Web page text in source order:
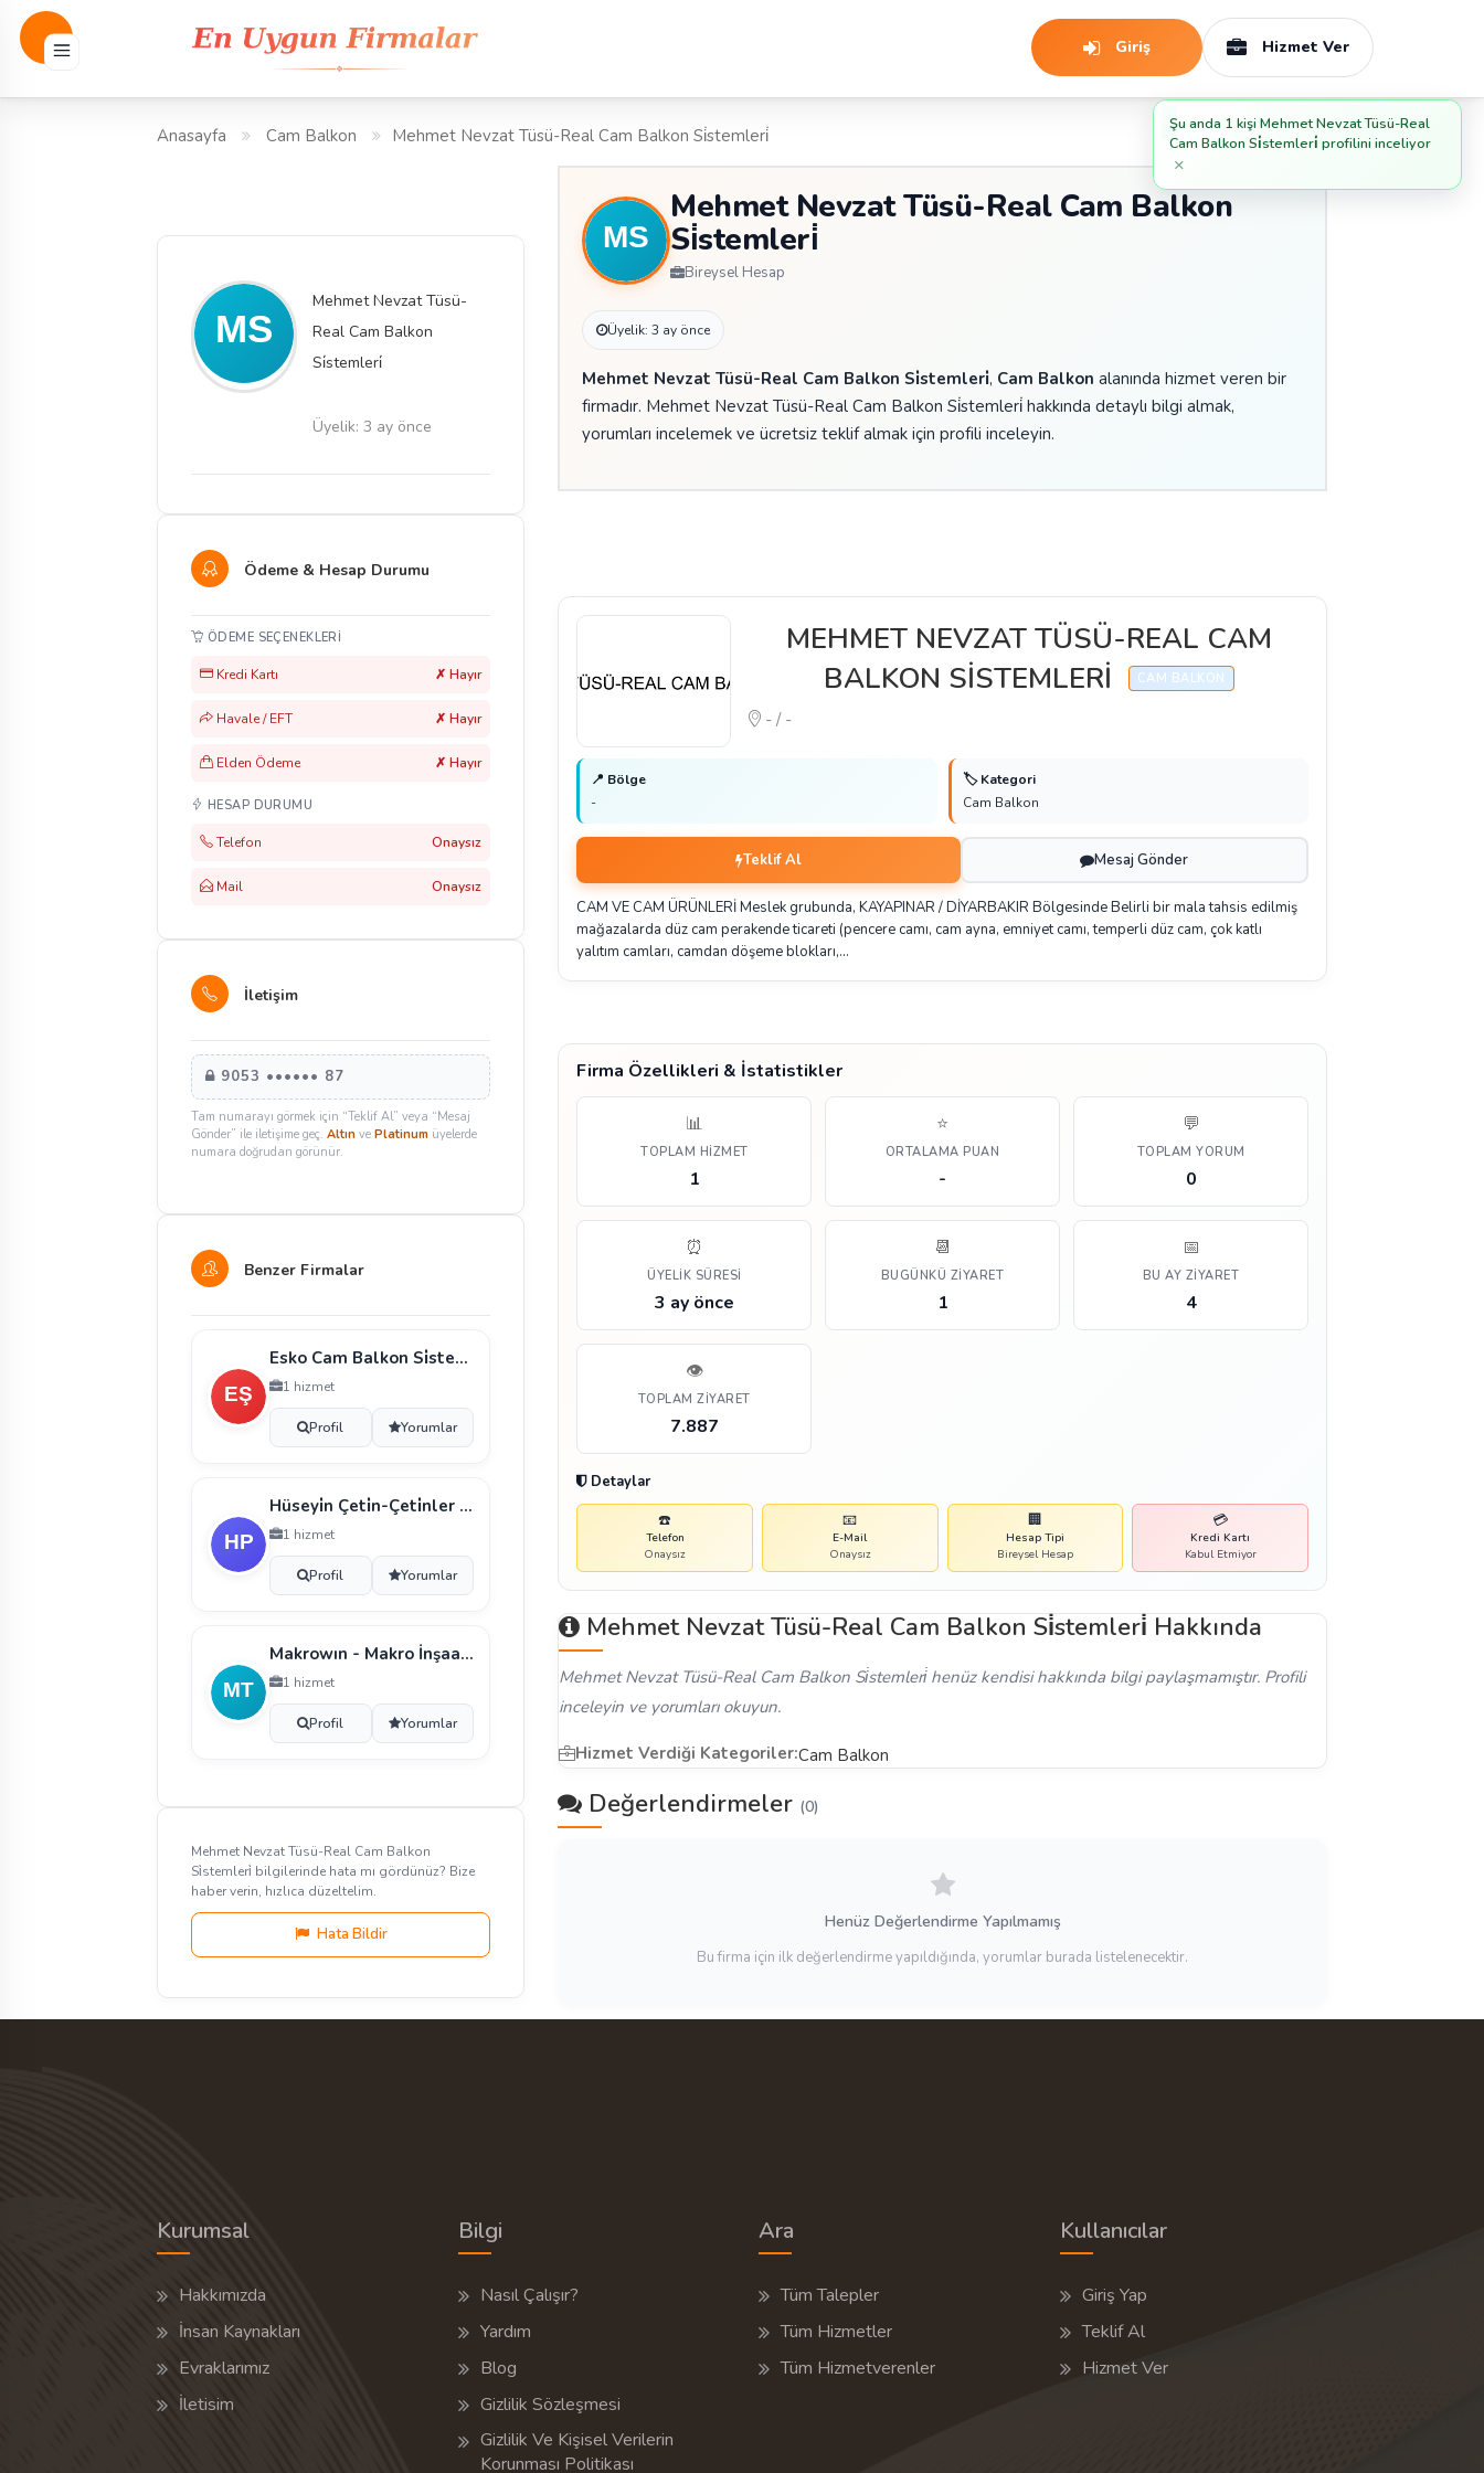
Giriş Hizmet Ver
Anasayfa Cam Balkon Mehmet Nevzat Tüsü-Real Cam Balkon Si̇stemleri̇
Mehmet Nevzat Tüsü-
Real Cam Balkon
Si̇stemleri̇
Üyelik: 3 ay önce
Ödeme & Hesap Durumu
ÖDEME SEÇENEKLERI
Kredi Kartı ✗ Hayır
Havale / EFT ✗ Hayır
Elden Ödeme ✗ Hayır
HESAP DURUMU
Telefon Onaysız
Mail Onaysız
İletişim
9053 •••••• 87
Tam numarayı görmek için “Teklif Al” veya “Mesaj
Gönder” ile iletişime geç. Altın ve Platinum üyelerde
numara doğrudan görünür.
Benzer Firmalar
Esko Cam Balkon Si̇stemleri̇ Li̇mi̇ted Şi̇rketi̇
1 hizmet
Profil Yorumlar
Hüseyi̇n Çeti̇n-Çeti̇nler Cam Balkon Ali̇münyum Ve Pvc
1 hizmet
Profil Yorumlar
Makrowın - Makro İnşaat Gıda Turi̇zm San. Ve Ti̇c.a.
1 hizmet
Profil Yorumlar
Mehmet Nevzat Tüsü-Real Cam Balkon
Si̇stemleri̇ bilgilerinde hata mı gördünüz? Bize
haber verin, hızlıca düzeltelim.
Hata Bildir
Şu anda 1 kişi Mehmet Nevzat Tüsü-Real
Cam Balkon Si̇stemleri̇ profilini inceliyor
×
Mehmet Nevzat Tüsü-Real Cam Balkon
Si̇stemleri̇
Bireysel Hesap
Üyelik: 3 ay önce
Mehmet Nevzat Tüsü-Real Cam Balkon Si̇stemleri̇, Cam Balkon alanında hizmet veren bir
firmadır. Mehmet Nevzat Tüsü-Real Cam Balkon Si̇stemleri̇ hakkında detaylı bilgi almak,
yorumları incelemek ve ücretsiz teklif almak için profili inceleyin.
MEHMET NEVZAT TÜSÜ-REAL CAM
BALKON SİSTEMLERİ
CAM BALKON
- / -
📍 Bölge
-
🏷️ Kategori
Cam Balkon
Teklif Al Mesaj Gönder
CAM VE CAM ÜRÜNLERİ Meslek grubunda, KAYAPINAR / DİYARBAKIR Bölgesinde Belirli bir mala tahsis edilmiş
mağazalarda düz cam perakende ticareti (pencere camı, cam ayna, emniyet camı, temperli düz cam, çok katlı
yalıtım camları, camdan döşeme blokları,…
Firma Özellikleri & İstatistikler
📊
TOPLAM HIZMET
1
⭐
ORTALAMA PUAN
-
💬
TOPLAM YORUM
0
⏰
ÜYELIK SÜRESI
3 ay önce
📆
BUGÜNKÜ ZIYARET
1
📅
BU AY ZIYARET
4
👁️
TOPLAM ZIYARET
7.887
Detaylar
☎️
Telefon
Onaysız
📧
E-Mail
Onaysız
🏢
Hesap Tipi
Bireysel Hesap
💳
Kredi Kartı
Kabul Etmiyor
Mehmet Nevzat Tüsü-Real Cam Balkon Si̇stemleri̇ Hakkında
Mehmet Nevzat Tüsü-Real Cam Balkon Si̇stemleri̇ henüz kendisi hakkında bilgi paylaşmamıştır. Profili
inceleyin ve yorumları okuyun.
Hizmet Verdiği Kategoriler:Cam Balkon
Değerlendirmeler (0)
Henüz Değerlendirme Yapılmamış
Bu firma için ilk değerlendirme yapıldığında, yorumlar burada listelenecektir.
Kurumsal
Hakkımızda
İnsan Kaynakları
Evraklarımız
İletisim
Bilgi
Nasıl Çalışır?
Yardım
Blog
Gizlilik Sözleşmesi
Gizlilik Ve Kişisel Verilerin
Korunması Politikası
Ara
Tüm Talepler
Tüm Hizmetler
Tüm Hizmetverenler
Kullanıcılar
Giriş Yap
Teklif Al
Hizmet Ver